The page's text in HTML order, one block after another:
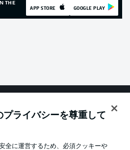
THE
APP STORE GOOGLE PLAY
as it's meant to be
プライバシーを尊重して
全に運営するため、必須クッキーや